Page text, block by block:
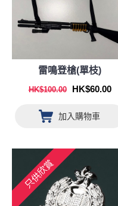
雷鳴登槍(單枝)
HK$100.00 HK$60.00
加入購物車
只供欣賞